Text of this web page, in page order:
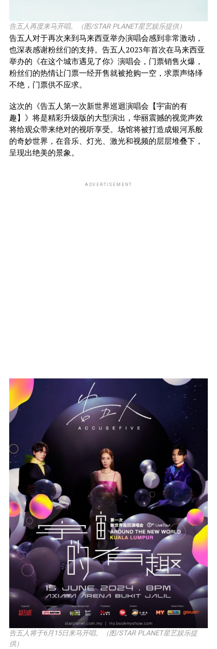
告五人再度来马开唱。（图/STAR PLANET星艺娱乐提供）
告五人对于再次来到马来西亚举办演唱会感到非常激动，
也深表感谢粉丝们的支持。告五人2023年首次在马来西亚
举办的《在这个城市遇见了你》演唱会，门票销售火爆，
粉丝们的热情让门票一经开售就被抢购一空，求票声络绎
不绝，门票供不应求。
这次的《告五人第一次新世界巡迴演唱会【宇宙的有
趣】》将是精彩升级版的大型演出，华丽震撼的视觉声效
将给观众带来绝对的视听享受。场馆将被打造成银河系般
的奇妙世界，在音乐、灯光、激光和视频的层层堆叠下，
呈现出绝美的景象。
ADVERTISEMENT
告五人将于6月15日来马开唱。（图/STAR PLANET星艺娱乐提
供）